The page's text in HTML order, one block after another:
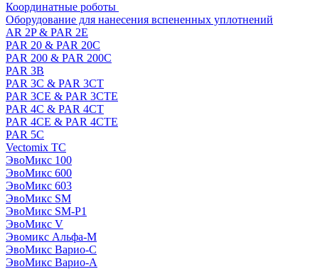
Координатные роботы
Оборудование для нанесения вспененных уплотнений
AR 2P & PAR 2E
PAR 20 & PAR 20C
PAR 200 & PAR 200C
PAR 3B
PAR 3C & PAR 3CT
PAR 3CE & PAR 3CTE
PAR 4C & PAR 4CT
PAR 4CE & PAR 4CTE
PAR 5C
Vectomix TC
ЭвоМикс 100
ЭвоМикс 600
ЭвоМикс 603
ЭвоМикс SM
ЭвоМикс SM-P1
ЭвоМикс V
Эвомикс Альфа-М
ЭвоМикс Варио-C
ЭвоМикс Варио-А